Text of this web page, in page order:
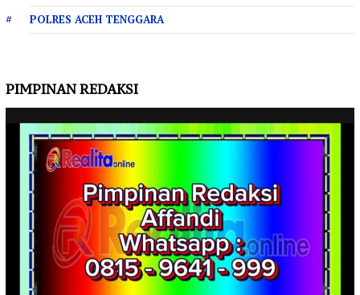
POLRES ACEH TENGGARA
PIMPINAN REDAKSI